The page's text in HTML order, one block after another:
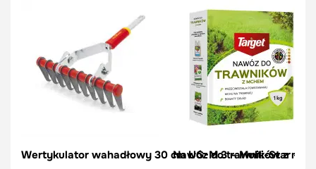
Wertykulator wahadłowy 30 cm UG-M 3 – Multi-Star –
Nawóz do trawników z